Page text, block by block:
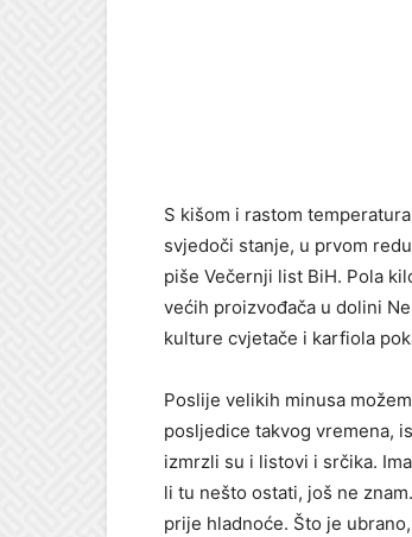
S kišom i rastom
svjedoči stanje, u prvom
piše Večernji list BiH. Pola
većih proizvođača u dolini
kulture cvjetače i karfiola
Poslije velikih minusa
posljedice takvog vremena,
izmrzli su i listovi i srčika.
li tu nešto ostati, još ne
prije hladnoće. Što je